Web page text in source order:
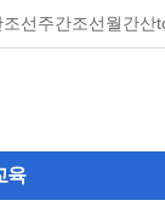
선주간조선월간산
육